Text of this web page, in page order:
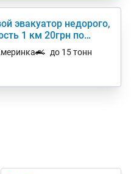
эвакуатор недорого,
1 км 20грн по
до 15 тонн